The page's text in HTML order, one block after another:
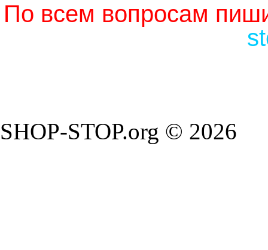
По всем вопросам
SHOP-STOP.org © 2026